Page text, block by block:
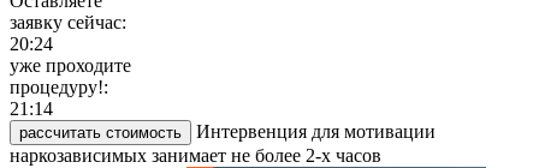
заявку сейчас:
20:24
уже проходите
процедуру!:
21:14
рассчитать стоимость
Интервенция для мотивации
наркозависимых занимает не более 2-х часов